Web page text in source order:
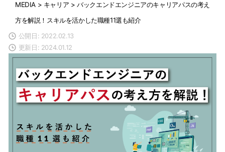
MEDIA > キャリア >バックエンドエンジニアのキャリアパスの考え
方を解説！スキルを活かした職種11選も紹介
公開日: 2022.02.13
更新日: 2024.01.12